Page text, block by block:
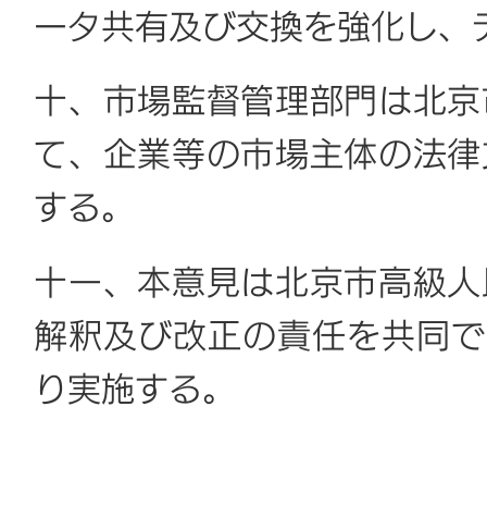
ータ共有及び交換を強化し
十、市場監督管理部門は北
て、企業等の市場主体の法
する。
十一、本意見は北京市高級
解釈及び改正の責任を共同
り実施する。